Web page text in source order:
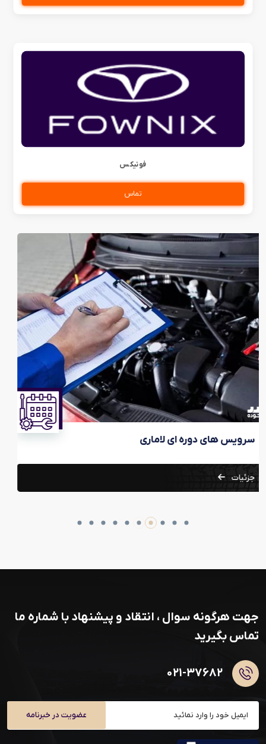
فونیکس
تماس
جهت هرگونه سوال ، انتقاد و پیشنهاد با شماره ما
تماس بگیرید
۰۲۱-۳۷۶۸۲
عضویت در خبرنامه